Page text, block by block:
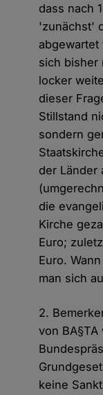
dass nach
'zunächst'
abgewartet
sich bisher
locker
dieser
Stillstand
sondern
der Länder
die
Kirche
Euro;
Euro.
man sich
2.
von
keine